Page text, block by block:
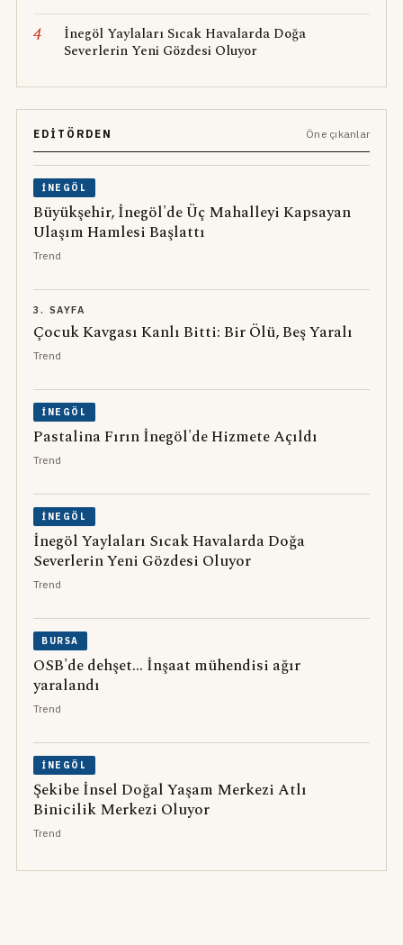
4
İnegöl Yaylaları Sıcak Havalarda Doğa
Severlerin Yeni Gözdesi Oluyor
EDITÖRDEN Öne çıkanlar
İNEGÖL
Büyükşehir, İnegöl'de Üç Mahalleyi Kapsayan
Ulaşım Hamlesi Başlattı
Trend
3. SAYFA
Çocuk Kavgası Kanlı Bitti: Bir Ölü, Beş Yaralı
Trend
İNEGÖL
Pastalina Fırın İnegöl'de Hizmete Açıldı
Trend
İNEGÖL
İnegöl Yaylaları Sıcak Havalarda Doğa
Severlerin Yeni Gözdesi Oluyor
Trend
BURSA
OSB'de dehşet... İnşaat mühendisi ağır
yaralandı
Trend
İNEGÖL
Şekibe İnsel Doğal Yaşam Merkezi Atlı
Binicilik Merkezi Oluyor
Trend